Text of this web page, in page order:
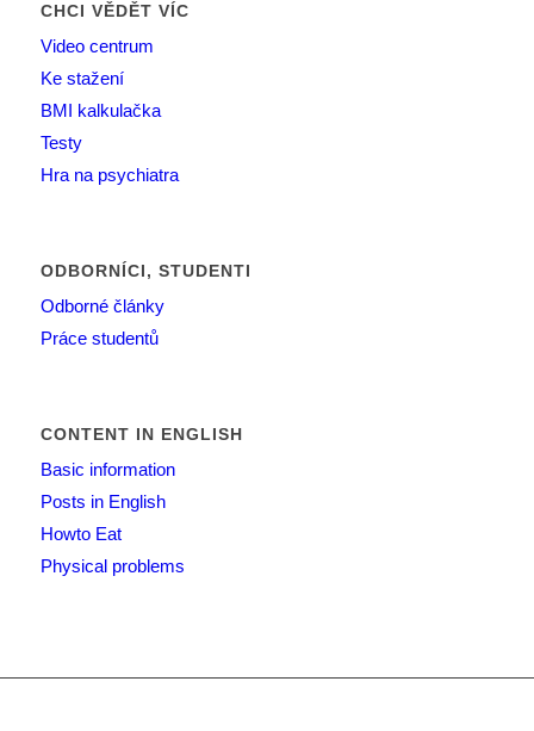
CHCI VĚDĚT VÍC
Video centrum
Ke stažení
BMI kalkulačka
Testy
Hra na psychiatra
ODBORNÍCI, STUDENTI
Odborné články
Práce studentů
CONTENT IN ENGLISH
Basic information
Posts in English
Howto Eat
Physical problems